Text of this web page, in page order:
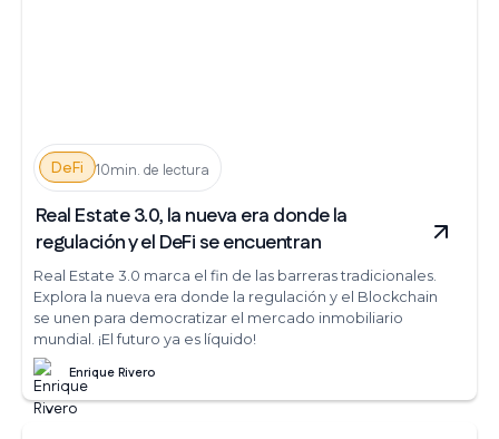
DeFi 10min. de lectura
Real Estate 3.0, la nueva era donde la
regulación y el DeFi se encuentran
Real Estate 3.0 marca el fin de las barreras tradicionales.
Explora la nueva era donde la regulación y el Blockchain
se unen para democratizar el mercado inmobiliario
mundial. ¡El futuro ya es líquido!
Enrique Rivero